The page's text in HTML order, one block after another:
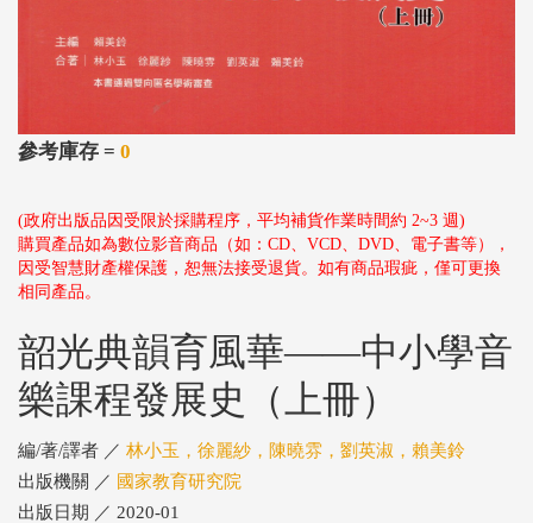
參考庫存 = 0
(政府出版品因受限於採購程序，平均補貨作業時間約 2~3 週)
購買產品如為數位影音商品（如：CD、VCD、DVD、電子書等），
因受智慧財產權保護，恕無法接受退貨。如有商品瑕疵，僅可更換
相同產品。
韶光典韻育風華——中小學音
樂課程發展史（上冊）
編/著/譯者 ／ 林小玉，徐麗紗，陳曉雰，劉英淑，賴美鈴
出版機關 ／ 國家教育研究院
出版日期 ／ 2020-01